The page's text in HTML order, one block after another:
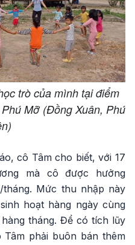
trò của mình tại điểm
Mỡ (Đồng Xuân, Phú
cô Tâm cho biết, với 17
mà cô được hưởng
tháng. Mức thu nhập này
hoạt hàng ngày cùng
tháng. Để có tích lũy
phải buôn bán thêm